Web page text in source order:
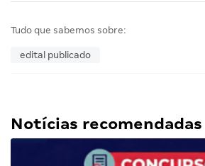
Tudo que sabemos sobre:
edital publicado
Notícias recomendadas